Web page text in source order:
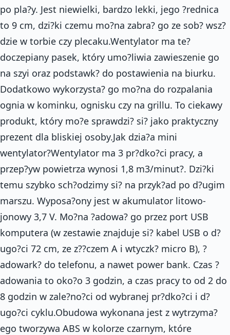
po pla?y. Jest niewielki, bardzo lekki, jego ?rednica
to 9 cm, dzi?ki czemu mo?na zabra? go ze sob? wsz?
dzie w torbie czy plecaku.Wentylator ma te?
doczepiany pasek, który umo?liwia zawieszenie go
na szyi oraz podstawk? do postawienia na biurku.
Dodatkowo wykorzysta? go mo?na do rozpalania
ognia w kominku, ognisku czy na grillu. To ciekawy
produkt, który mo?e sprawdzi? si? jako praktyczny
prezent dla bliskiej osoby.Jak dzia?a mini
wentylator?Wentylator ma 3 pr?dko?ci pracy, a
przep?yw powietrza wynosi 1,8 m3/minut?. Dzi?ki
temu szybko sch?odzimy si? na przyk?ad po d?ugim
marszu. Wyposa?ony jest w akumulator litowo-
jonowy 3,7 V. Mo?na ?adowa? go przez port USB
komputera (w zestawie znajduje si? kabel USB o d?
ugo?ci 72 cm, ze z??czem A i wtyczk? micro B), ?
adowark? do telefonu, a nawet power bank. Czas ?
adowania to oko?o 3 godzin, a czas pracy to od 2 do
8 godzin w zale?no?ci od wybranej pr?dko?ci i d?
ugo?ci cyklu.Obudowa wykonana jest z wytrzyma?
ego tworzywa ABS w kolorze czarnym, które